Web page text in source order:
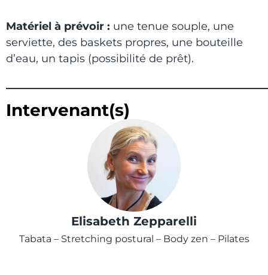
Matériel à prévoir : une tenue souple, une
serviette, des baskets propres, une bouteille
d’eau, un tapis (possibilité de prêt).
Intervenant(s)
Elisabeth Zepparelli
Tabata – Stretching postural – Body zen – Pilates